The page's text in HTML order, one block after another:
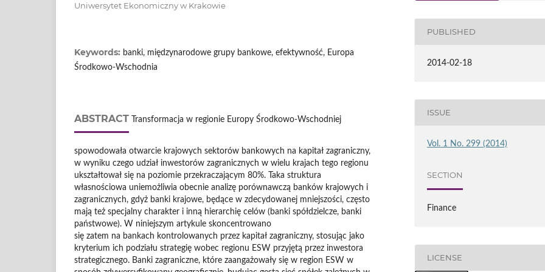
Uniwersytet Ekonomiczny w Krakowie
Keywords: banki, międzynarodowe grupy bankowe, efektywność, Europa
Środkowo-Wschodnia
ABSTRACT Transformacja w regionie Europy Środkowo-Wschodniej
spowodowała otwarcie krajowych sektorów bankowych na kapitał zagraniczny,
w wyniku czego udział inwestorów zagranicznych w wielu krajach tego regionu
ukształtował się na poziomie przekraczającym 80%. Taka struktura
własnościowa uniemożliwia obecnie analizę porównawczą banków krajowych i
zagranicznych, gdyż banki krajowe, będące w zdecydowanej mniejszości, często
mają też specjalny charakter i inną hierarchię celów (banki spółdzielcze, banki
państwowe). W niniejszym artykule skoncentrowano
się zatem na bankach kontrolowanych przez kapitał zagraniczny, stosując jako
kryterium ich podziału strategię wobec regionu ESW przyjętą przez inwestora
strategicznego. Banki zagraniczne, które zaangażowały się w region ESW w
PUBLISHED
2014-02-18
ISSUE
Vol. 1 No. 299 (2014)
SECTION
Finance
LICENSE